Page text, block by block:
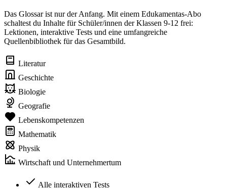
Das Glossar ist nur der Anfang. Mit einem Edukamentas-Abo
schaltest du Inhalte für Schüler/innen der Klassen 9-12 frei:
Lektionen, interaktive Tests und eine umfangreiche
Quellenbibliothek für das Gesamtbild.
Literatur
Geschichte
Biologie
Geografie
Lebenskompetenzen
Mathematik
Physik
Wirtschaft und Unternehmertum
Alle interaktiven Tests